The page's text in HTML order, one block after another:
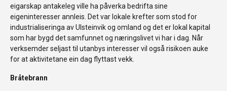
eigarskap antakeleg ville ha påverka bedrifta sine
eigeninteresser annleis. Det var lokale krefter som stod for
industrialiseringa av Ulsteinvik og omland og det er lokal kapital
som har bygd det samfunnet og næringslivet vi har i dag. Når
verksemder seljast til utanbys interesser vil også risikoen auke
for at aktivitetane ein dag flyttast vekk.
Bråtebrann